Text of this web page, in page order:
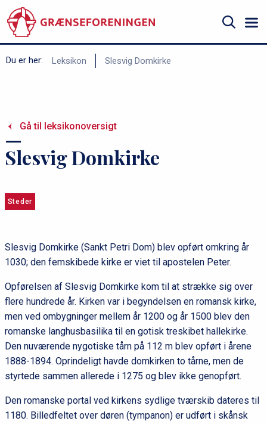
til
hovedindhold
Søg
Du er her:
k
r
u
Leksikon Slesvig Domkirke
Gå til leksikonoversigt
Slesvig Domkirke
Steder
Slesvig Domkirke (Sankt Petri Dom) blev opført omkring år
1030; den femskibede kirke er viet til apostelen Peter.
Opførelsen af Slesvig Domkirke kom til at strække sig over
flere hundrede år. Kirken var i begyndelsen en romansk kirke,
men ved ombygninger mellem år 1200 og år 1500 blev den
romanske langhusbasilika til en gotisk treskibet hallekirke.
Den nuværende nygotiske tårn på 112 m blev opført i årene
1888-1894. Oprindeligt havde domkirken to tårne, men de
styrtede sammen allerede i 1275 og blev ikke genopført.
Den romanske portal ved kirkens sydlige tværskib dateres til
1180. Billedfeltet over døren (tympanon) er udført i skånsk